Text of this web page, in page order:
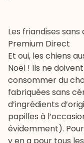
Les friandises
Premium Direct
Et oui, les chiens
Noël ! Ils ne
consommer du
fabriquées sans
d’ingrédients
papilles à
évidemment).